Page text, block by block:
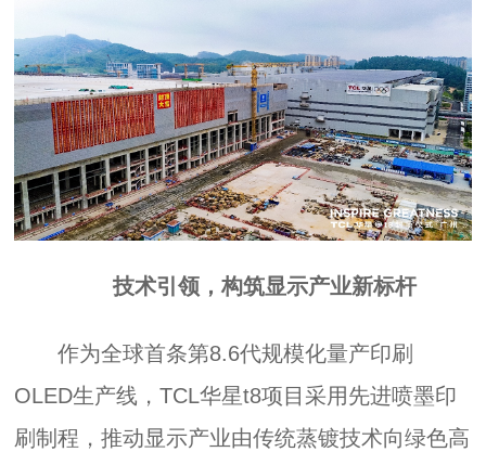
技术引领，构筑显示产业新标杆
作为全球首条第8.6代规模化量产印刷
OLED生产线，TCL华星t8项目采用先进喷墨印
刷制程，推动显示产业由传统蒸镀技术向绿色高